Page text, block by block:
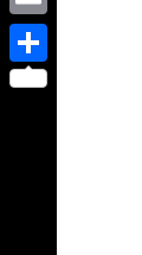
p
e
s
d
I
e
n
y
p
e
o
p
E
m
S